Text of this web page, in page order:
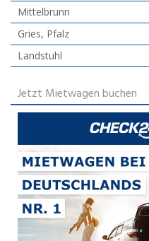
Mittelbrunn
Gries, Pfalz
Landstuhl
Jetzt Mietwagen buchen